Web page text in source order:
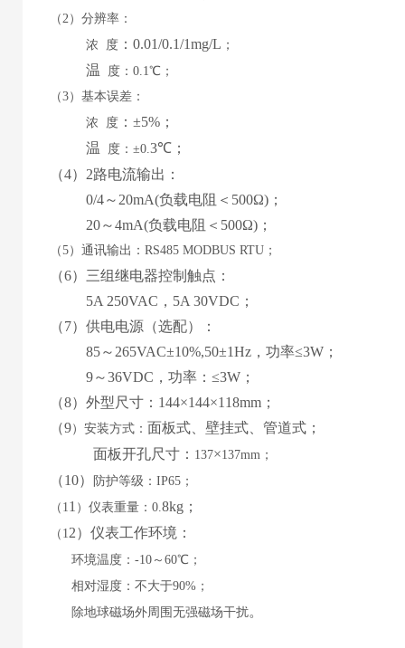
（2）分辨率：
浓
度 ： 0.01/0.1/1mg/L ；
温 度： 0.1℃；
（3）基本误差：
浓
度 ： ±5% ；
温
度： ±0.3℃；
（4） 2路电流输出：
0/4～ 20mA(负载电阻＜ 500Ω) ；
20～4mA(负载电阻＜ 500Ω) ；
（5）通讯输出：RS485 MODBUS RTU；
（6） 三组继电器控制触点：
5A 250VAC， 5A 30VDC ；
（7） 供电电源 （选配）
：
85～ 265VAC±10%,50±1Hz，功率≤3W；
9～36VDC，功率：≤3W；
（8）外型尺寸： 144×144×1 18mm；
（9） 安装方式： 面板式 壁挂式、管道式 ；
面板开孔尺寸 ： 137×137mm ；
（10） 防护等级： IP65；
（ 11 ）仪表重量： 0.8kg；
（ 12）仪表工作环境：
环境温度： -10～60℃；
相对湿度：不大于90%；
除地球磁场外周围无强磁场干扰。